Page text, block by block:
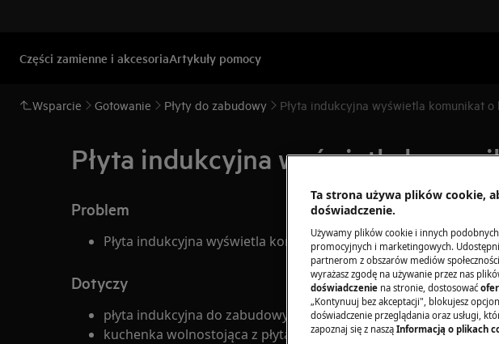
Części zamienne i akcesoriaArtykuły pomocy
Wsparcie Gotowanie Płyty do zabudowy Płyta indukcyjna wyświetla komunikat o
Płyta indukcyjna wyświetla
Problem
Płyta indukcyjna wyświetla komunikat o błędzie E3/E311/E312/
Dotyczy
płyta indukcyjna do zabudowy
kuchenka wolnostojąca z płytą indukcyjną
Ta strona używa plików cookie,
doświadczenie.
Używamy plików cookie i innych
promocyjnych i marketingowych.
partnerom z obszarów mediów
wyrażasz zgodę na używanie przez nas
doświadczenie na stronie, dostosować
„Kontynuuj bez akceptacji", blokujesz
doświadczenie przeglądania oraz usługi,
zapoznaj się z naszą Informacją o plikach